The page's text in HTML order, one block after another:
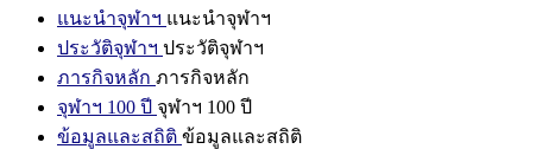
แนะนำจุฬาฯ แนะนำจุฬาฯ
ประวัติจุฬาฯ ประวัติจุฬาฯ
ภารกิจหลัก ภารกิจหลัก
จุฬาฯ 100 ปี จุฬาฯ 100 ปี
ข้อมูลและสถิติ ข้อมูลและสถิติ